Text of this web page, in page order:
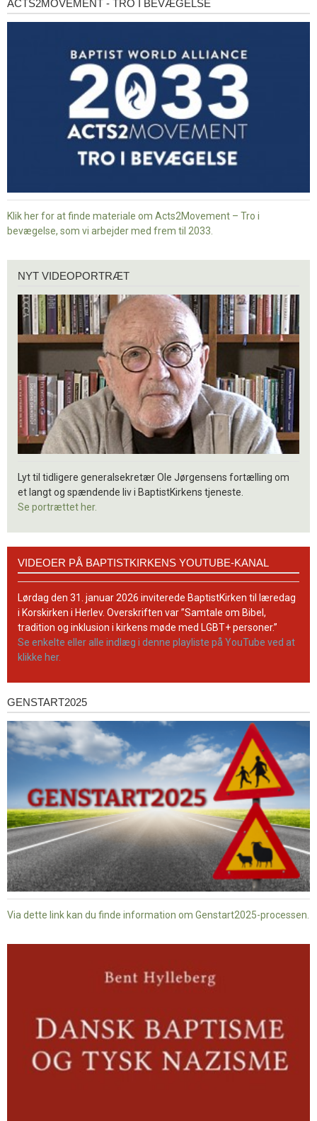
Acts2Movement
-
ACTS2MOVEMENT - TRO I BEVÆGELSE
Klik her for at finde materiale om Acts2Movement – Tro i
bevægelse, som vi arbejder med frem til 2033.
videoportræt
NYT VIDEOPORTRÆT
Lyt til tidligere generalsekretær Ole Jørgensens fortælling om
et langt og spændende liv i BaptistKirkens tjeneste.
Se portrættet her.
BaptistKirkens
YouTube-
kanal
VIDEOER PÅ BAPTISTKIRKENS YOUTUBE-KANAL
Lørdag den 31. januar 2026 inviterede BaptistKirken til læredag
i Korskirken i Herlev. Overskriften var ”Samtale om Bibel,
tradition og inklusion i kirkens møde med LGBT+ personer.”
Se enkelte eller alle indlæg i denne playliste på YouTube ved at
klikke her.
Genstart2025
GENSTART2025
Via dette link kan du finde information om Genstart2025-processen.